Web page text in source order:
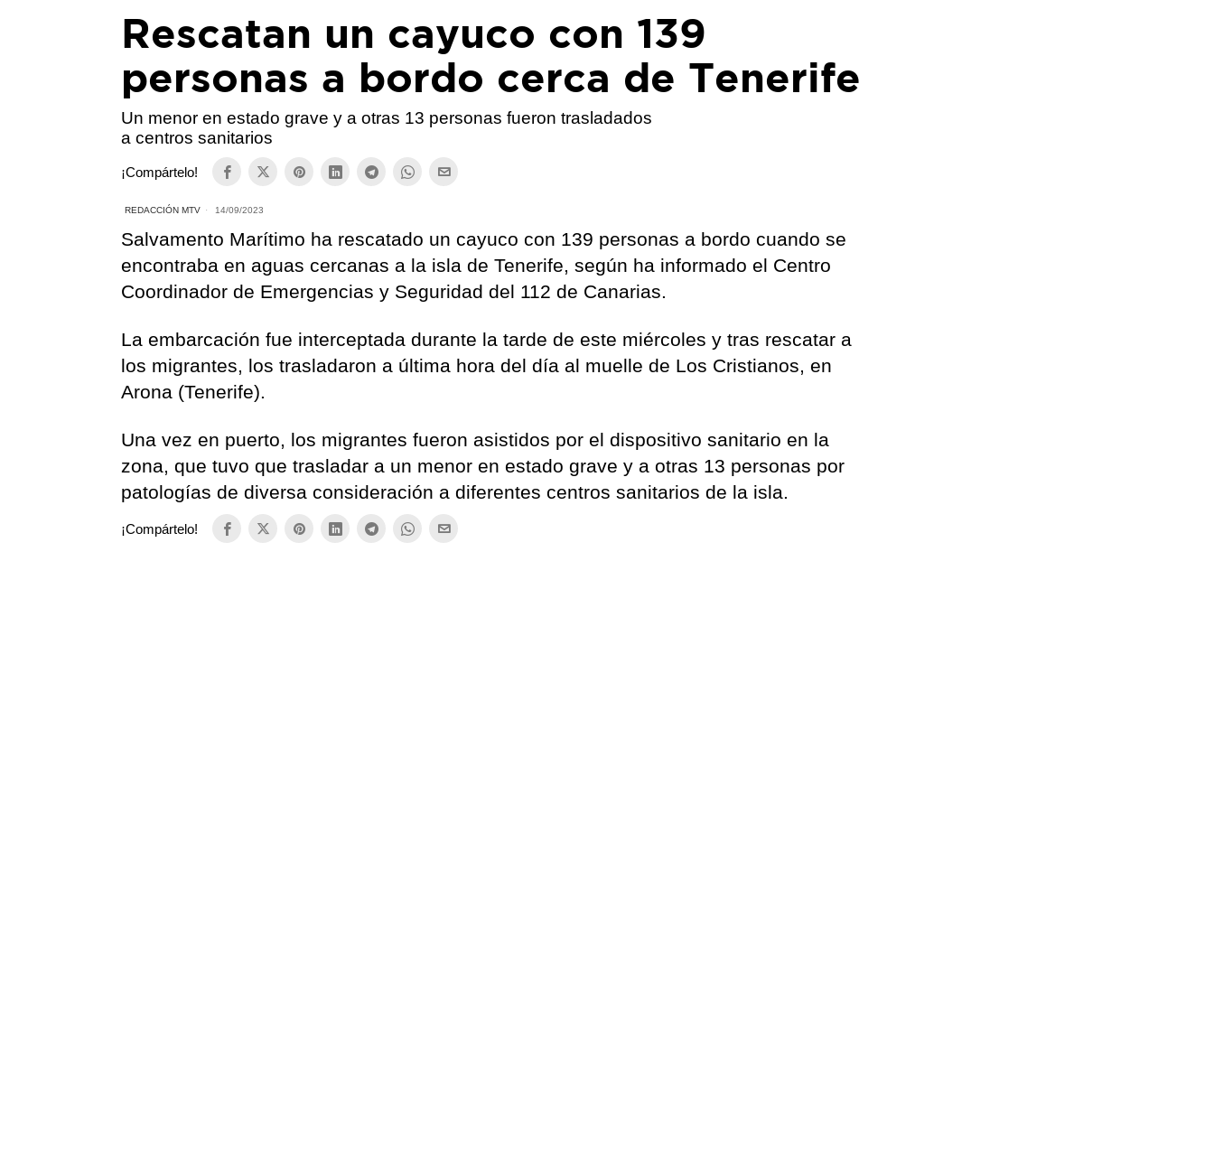
Rescatan un cayuco con 139
personas a bordo cerca de Tenerife
Un menor en estado grave y a otras 13 personas fueron trasladados
a centros sanitarios
¡Compártelo!
REDACCIÓN MTV 14/09/2023
Salvamento Marítimo ha rescatado un cayuco con 139 personas a bordo cuando se
encontraba en aguas cercanas a la isla de Tenerife, según ha informado el Centro
Coordinador de Emergencias y Seguridad del 112 de Canarias.
La embarcación fue interceptada durante la tarde de este miércoles y tras rescatar a
los migrantes, los trasladaron a última hora del día al muelle de Los Cristianos, en
Arona (Tenerife).
Una vez en puerto, los migrantes fueron asistidos por el dispositivo sanitario en la
zona, que tuvo que trasladar a un menor en estado grave y a otras 13 personas por
patologías de diversa consideración a diferentes centros sanitarios de la isla.
¡Compártelo!